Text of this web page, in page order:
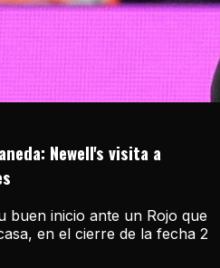
Newell's visita a
buen inicio ante un Rojo que
en el cierre de la fecha 2